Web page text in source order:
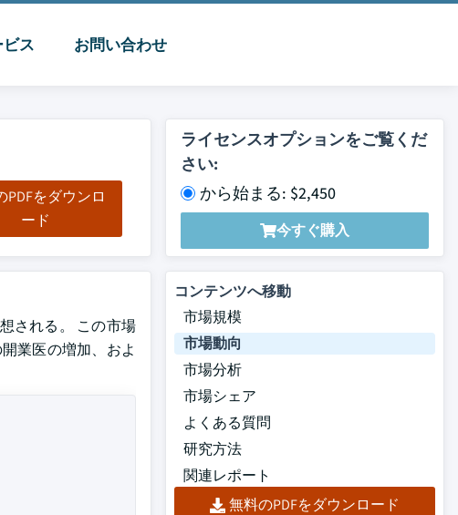
ス お問い合わせ
PDFをダウンロ
ード
ライセンスオプションをご覧くだ
さい:
から始まる: $2,450
今すぐ購入
される。 この市場
業医の増加、およ
コンテンツへ移動
市場規模
市場動向
市場分析
市場シェア
よくある質問
研究方法
関連レポート
無料のPDFをダウンロード